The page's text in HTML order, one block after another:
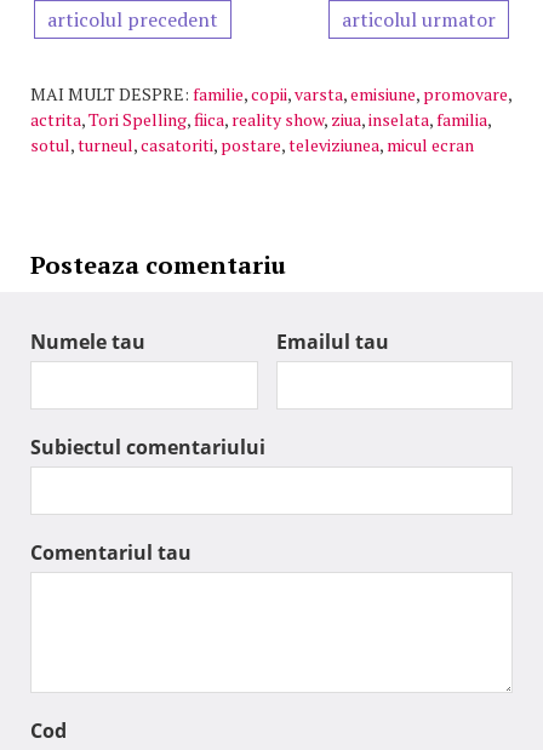
articolul precedent articolul urmator
MAI MULT DESPRE: familie,copii,varsta,emisiune, promovare,
actrita,Tori Spelling,fiica, reality show, ziua,inselata,familia,
sotul,turneul,casatoriti, postare,televiziunea, micul ecran
Posteaza comentariu
Numele tau Emailul tau
Subiectul comentariului
Comentariul tau
Cod